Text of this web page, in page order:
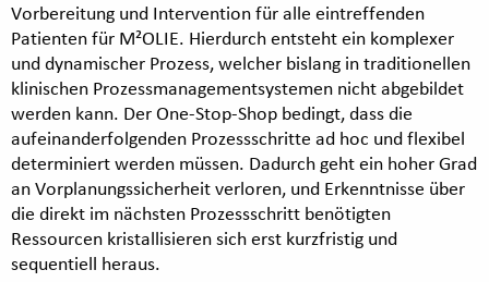
Vorbereitung und Intervention für alle eintreffenden
Patienten für M²OLIE. Hierdurch entsteht ein komplexer
und dynamischer Prozess, welcher bislang in traditionellen
klinischen Prozessmanagementsystemen nicht abgebildet
werden kann. Der One-Stop-Shop bedingt, dass die
aufeinanderfolgenden Prozessschritte ad hoc und flexibel
determiniert werden müssen. Dadurch geht ein hoher Grad
an Vorplanungssicherheit verloren, und Erkenntnisse über
die direkt im nächsten Prozessschritt benötigten
Ressourcen kristallisieren sich erst kurzfristig und
sequentiell heraus.